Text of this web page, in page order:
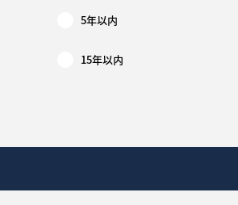
5年以内
15年以内